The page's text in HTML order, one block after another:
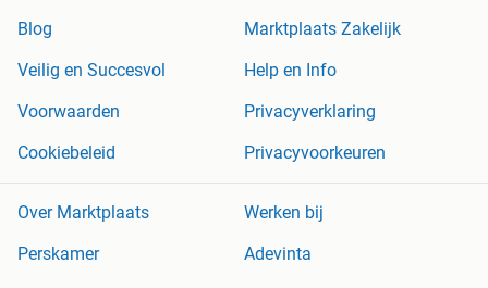
Blog
Marktplaats Zakelijk
Veilig en Succesvol
Help en Info
Voorwaarden
Privacyverklaring
Cookiebeleid
Privacyvoorkeuren
Over Marktplaats
Werken bij
Perskamer
Adevinta